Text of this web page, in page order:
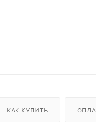
КАК КУПИТЬ